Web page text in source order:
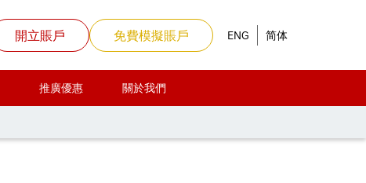
開立賬戶 免費模擬賬戶 ENG 简体
推廣優惠 關於我們